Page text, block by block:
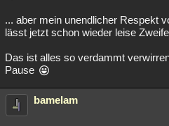
... aber mein unendlicher Respekt
lässt jetzt schon wieder leise
Das ist alles so verdammt
Pause
bamelam